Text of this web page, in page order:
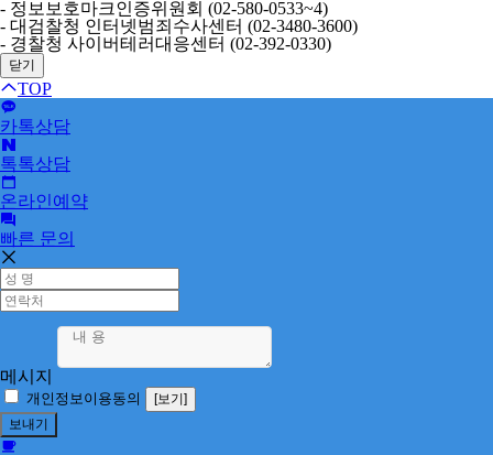
- 정보보호마크인증위원회 (02-580-0533~4)
- 대검찰청 인터넷범죄수사센터 (02-3480-3600)
- 경찰청 사이버테러대응센터 (02-392-0330)
닫기
TOP
카톡상담
톡톡상담
온라인예약
빠른 문의
메시지
개인정보이용동의 [보기]